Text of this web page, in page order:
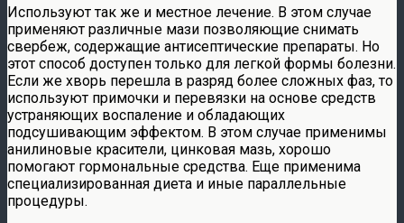
Используют так же и местное лечение. В этом случае
применяют различные мази позволяющие снимать
свербеж, содержащие антисептические препараты. Но
этот способ доступен только для легкой формы болезни.
Если же хворь перешла в разряд более сложных фаз, то
используют примочки и перевязки на основе средств
устраняющих воспаление и обладающих
подсушивающим эффектом. В этом случае применимы
анилиновые красители, цинковая мазь, хорошо
помогают гормональные средства. Еще применима
специализированная диета и иные параллельные
процедуры.